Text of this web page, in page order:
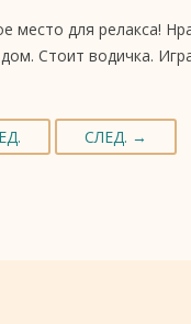
место для релакса!
Стоит водичка.
СЛЕД. →